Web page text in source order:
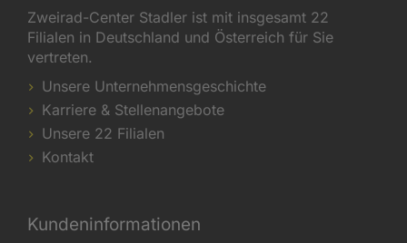
Zweirad-Center Stadler ist mit insgesamt 22
Filialen in Deutschland und Österreich für Sie
vertreten.
Unsere Unternehmensgeschichte
Karriere & Stellenangebote
Unsere 22 Filialen
Kontakt
Kundeninformationen